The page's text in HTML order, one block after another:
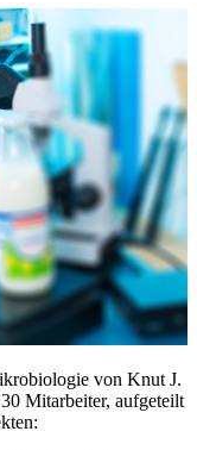
von Knut J.
Mitarbeiter, aufgeteilt